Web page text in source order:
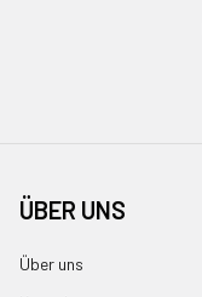
ÜBER UNS
Über uns